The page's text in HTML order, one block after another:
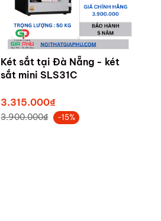
Két sắt tại Đà Nẵng - két
sắt mini SLS31C
3.315.000₫
3.900.000₫ -15%